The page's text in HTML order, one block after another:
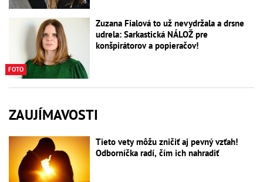
FOTO
Zuzana Fialová to už nevydržala a drsne
udrela: Sarkastická NÁLOŽ pre
konšpirátorov a popieračov!
ZAUJÍMAVOSTI
Tieto vety môžu zničiť aj pevný vzťah!
Odborníčka radí, čím ich nahradiť